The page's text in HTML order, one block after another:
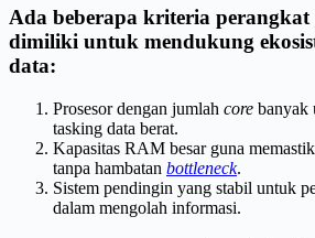
Ada beberapa kriteria
dimiliki untuk mendukung
data:
Prosesor dengan jumlah core banyak
tasking data berat.
Kapasitas RAM besar guna
tanpa hambatan bottleneck.
Sistem pendingin yang stabil untuk
dalam mengolah informasi.